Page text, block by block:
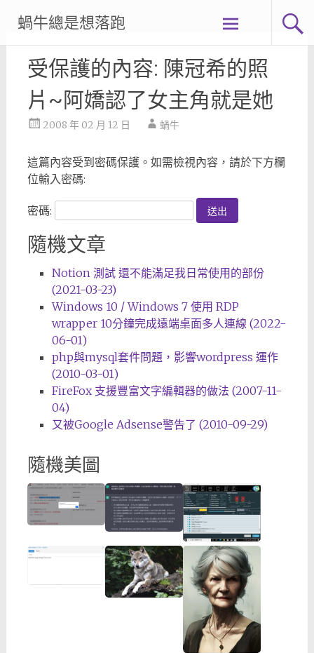
content
蝸牛總是想落跑
受保護的內容: 陳冠希的照
片~阿嬌認了女主角就是她
2008 年 02 月 12 日 蝸牛
這篇內容受到密碼保護。如需檢視內容，請於下方欄
位輸入密碼:
密碼:
隨機文章
Notion 測試 還不能滿足我日常使用的部份
(2021-03-23)
Windows 10 / Windows 7 使用 RDP
wrapper 10分鐘完成遠端桌面多人連線 (2022-
06-01)
php與mysql套件問題，影響wordpress 運作
(2010-03-01)
FireFox 支援豐富文字編輯器的做法 (2007-11-
04)
又被Google Adsense警告了 (2010-09-29)
隨機美圖